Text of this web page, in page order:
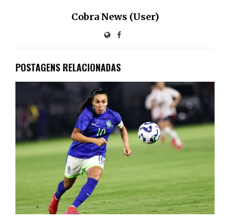
Cobra News (User)
POSTAGENS RELACIONADAS